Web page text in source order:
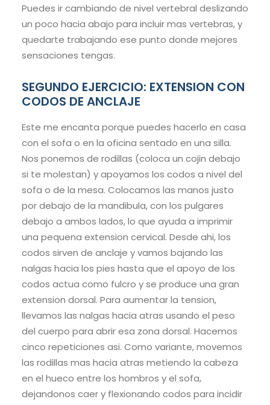
Puedes ir cambiando de nivel vertebral deslizando
un poco hacia abajo para incluir mas vertebras, y
quedarte trabajando ese punto donde mejores
sensaciones tengas.
SEGUNDO EJERCICIO: EXTENSION CON
CODOS DE ANCLAJE
Este me encanta porque puedes hacerlo en casa
con el sofa o en la oficina sentado en una silla.
Nos ponemos de rodillas (coloca un cojin debajo
si te molestan) y apoyamos los codos a nivel del
sofa o de la mesa. Colocamos las manos justo
por debajo de la mandibula, con los pulgares
debajo a ambos lados, lo que ayuda a imprimir
una pequena extension cervical. Desde ahi, los
codos sirven de anclaje y vamos bajando las
nalgas hacia los pies hasta que el apoyo de los
codos actua como fulcro y se produce una gran
extension dorsal. Para aumentar la tension,
llevamos las nalgas hacia atras usando el peso
del cuerpo para abrir esa zona dorsal. Hacemos
cinco repeticiones asi. Como variante, movemos
las rodillas mas hacia atras metiendo la cabeza
en el hueco entre los hombros y el sofa,
dejandonos caer y flexionando codos para incidir